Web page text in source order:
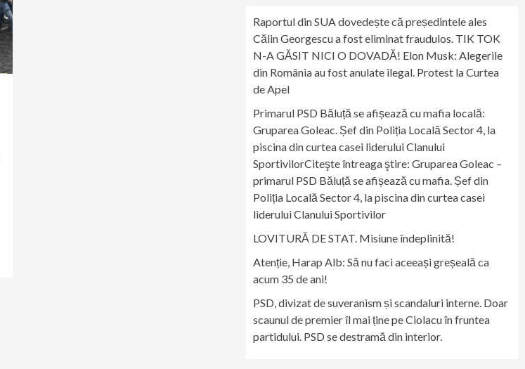
Raportul din SUA dovedește că președintele ales
Călin Georgescu a fost eliminat fraudulos. TIK TOK
N-A GĂSIT NICI O DOVADĂ! Elon Musk: Alegerile
din România au fost anulate ilegal. Protest la Curtea
de Apel
Primarul PSD Băluță se afișează cu mafia locală:
Gruparea Goleac. Șef din Poliția Locală Sector 4, la
piscina din curtea casei liderului Clanului
SportivilorCiteşte întreaga ştire: Gruparea Goleac –
primarul PSD Băluță se afișează cu mafia. Șef din
Poliția Locală Sector 4, la piscina din curtea casei
liderului Clanului Sportivilor
LOVITURĂ DE STAT. Misiune îndeplinită!
Atenție, Harap Alb: Să nu faci aceeași greșeală ca
acum 35 de ani!
PSD, divizat de suveranism și scandaluri interne. Doar
scaunul de premier îl mai ține pe Ciolacu în fruntea
partidului. PSD se destramă din interior.